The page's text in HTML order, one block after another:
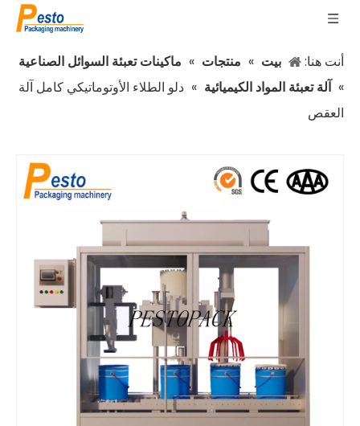
أنت هنا: بيت » منتجات » ماكينات تعبئة السوائل الصناعية
» آلة تعبئة المواد الكيميائية » دلو الطلاء الأوتوماتيكي كامل آلة
العقص